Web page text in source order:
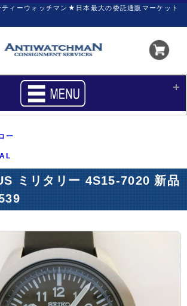
ィーウォッチマン★日本最大の委託通販マーケット
マイページ
ファイナルボックス
ブログ・特集記事
ー
ミリタリー 4S15-7020 新品